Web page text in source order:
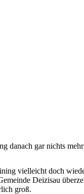
danach gar nichts
vielleicht doch
Deizisau
groß.